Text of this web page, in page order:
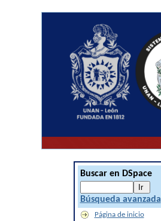
Buscar en DSpace
Búsqueda avanzada
Página de inicio